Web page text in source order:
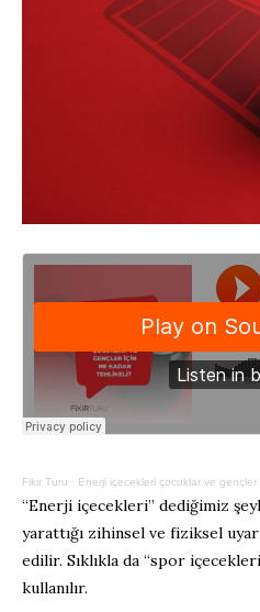
Fikir Turu · Enerji içecekleri çocuklar ve
“Enerji içecekleri” dediğimiz
yarattığı zihinsel ve fiziksel
edilir. Sıklıkla da “spor
kullanılır.